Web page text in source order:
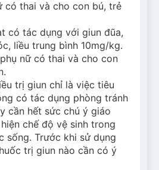
có thai và cho con bú, trẻ
có tác dụng với giun đũa,
liều trung bình 10mg/kg.
nữ có thai và cho con
trị giun chỉ là việc tiêu
có tác dụng phòng tránh
cần hết sức chú ý giáo
chế độ vệ sinh trong
sống. Trước khi sử dụng
trị giun nào cần có ý